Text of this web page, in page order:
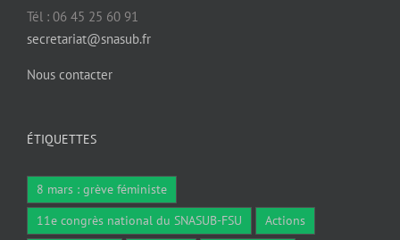
Tél : 06 45 25 60 91
secretariat@snasub.fr
Nous contacter
ÉTIQUETTES
8 mars : grève féministe
11e congrès national du SNASUB-FSU
Actions